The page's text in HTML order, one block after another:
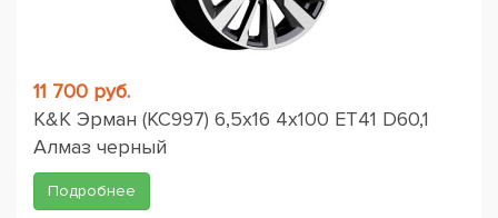
11 700 руб.
K&K Эрман (КС997) 6,5x16 4x100 ET41 D60,1
Алмаз черный
Подробнее